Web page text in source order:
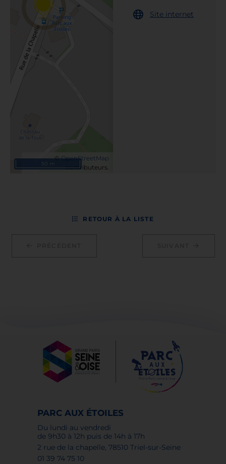
©OpenStreetMap
contributeurs.
50 m
Site internet
RETOUR À LA LISTE
PARC AUX ÉTOILES
Du lundi au vendredi
de 9h30 à 12h puis de 14h à 17h
2 rue de la chapelle, 78510 Triel-sur-Seine
01 39 74 75 10